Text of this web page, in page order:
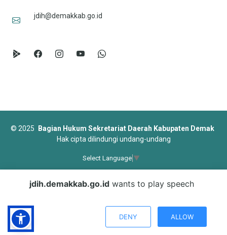
jdih@demakkab.go.id
© 2025
Bagian Hukum Sekretariat Daerah Kabupaten Demak
Hak cipta dilindungi undang-undang
Select Language ▼
jdih.demakkab.go.idwants to play speech
DENY ALLOW